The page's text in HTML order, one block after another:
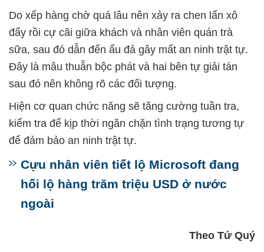
Do xếp hàng chờ quá lâu nên xảy ra chen lấn xô
đẩy rồi cự cãi giữa khách và nhân viên quán trà
sữa, sau đó dẫn đến ẩu đả gây mất an ninh trật tự.
Đây là mâu thuẫn bộc phát và hai bên tự giải tán
sau đó nên không rõ các đối tượng.
Hiện cơ quan chức năng sẽ tăng cường tuần tra,
kiểm tra để kịp thời ngăn chặn tình trạng tương tự
để đảm bảo an ninh trật tự.
Cựu nhân viên tiết lộ Microsoft đang
hối lộ hàng trăm triệu USD ở nước
ngoài
Theo Tứ Quý